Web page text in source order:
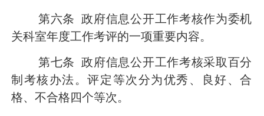
第六条
政府信息公开工作考核作为委机
关科室年度工作考评的一项重要内容。
第七条
政府信息公开工作考核采取百分
制考核办法。评定等次分为优秀、良好、合
格、不合格四个等次。